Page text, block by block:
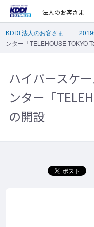
法人のお客さま
KDDI 法人のお客さま
ンター「TELEHOUSE TOKYO
ハイパースケ
ンター「
の開設